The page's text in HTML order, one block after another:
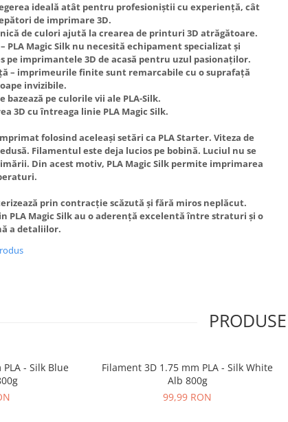
ideală atât pentru profesioniștii cu experiență, cât
de imprimare 3D.
de culori ajută la crearea de printuri 3D atrăgătoare.
PLA Magic Silk nu necesită echipament specializat și
pe imprimantele 3D de acasă pentru uzul pasionaților.
– imprimeurile finite sunt remarcabile cu o suprafață
invizibile.
bazează pe culorile vii ale PLA-Silk.
3D cu întreaga linie PLA Magic Silk.
folosind aceleași setări ca PLA Starter. Viteza de
Filamentul este deja lucios pe bobină. Luciul nu se
Din acest motiv, PLA Magic Silk permite imprimarea
prin contracție scăzută și fără miros neplăcut.
PLA Magic Silk au o aderență excelentă între straturi și o
a detaliilor.
- Silk Blue
Filament 3D 1.75 mm PLA - Silk White
Alb 800g
99,99 RON